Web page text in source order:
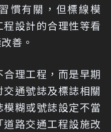
慣有關，但標線模
設計的合理性等看
善。
理工程，而是早期
通號誌及標誌相關
糊或號誌設定不當
路交通工程設施改